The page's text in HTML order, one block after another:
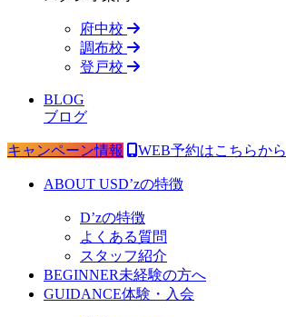
府中校
調布校
登戸校
BLOG
ブログ
キャンペーン情報 WEB予約はこちらから
ABOUT USD’zの特徴
D’zの特徴
よくある質問
スタッフ紹介
BEGINNER未経験の方へ
GUIDANCE体験・入会